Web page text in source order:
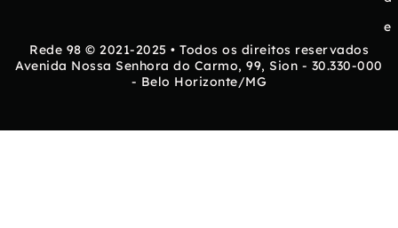
e
Rede 98 © 2021-2025 • Todos os direitos reservados
Avenida Nossa Senhora do Carmo, 99, Sion - 30.330-000
- Belo Horizonte/MG